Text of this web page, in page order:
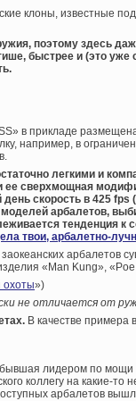
клоны, известные
поэтому здесь
быстрее и (это уже
в прикладе
например, в
легкими и
ее сверхмощная
скорость в 425
арбалетов,
тенденция
твои, арбалетно-
арбалетов
«Man Kung»,
охоты»)
не отличается от
В качестве примера
лидером по мощи
коллегу на какие-
арбалетов